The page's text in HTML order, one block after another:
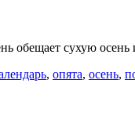
обещает сухую
, опята, осень,